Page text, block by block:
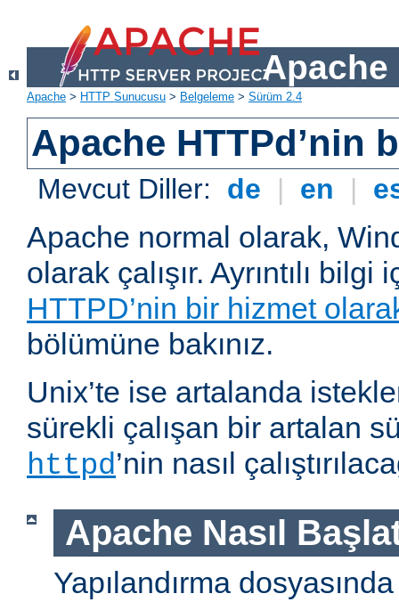
Apache
Apache > HTTP Sunucusu > Belgeleme > Sürüm 2.4
Apache HTTPd’nin
Mevcut Diller: de | en |
Apache normal olarak,
olarak çalışır. Ayrıntılı bilgi
HTTPD’nin bir hizmet olarak
bölümüne bakınız.
Unix’te ise artalanda
sürekli çalışan bir artalan
httpd’nin nasıl
Apache Nasıl
Yapılandırma